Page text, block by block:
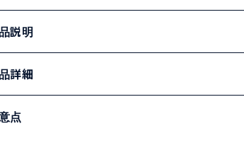
説明
詳細
点